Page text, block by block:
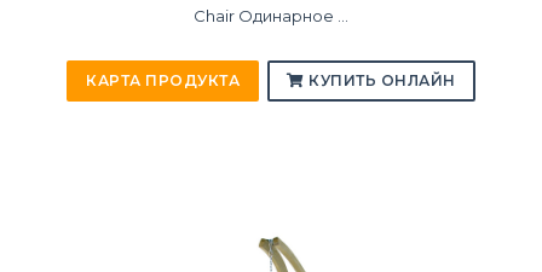
Chair Одинарное ...
КАРТА ПРОДУКТА КУПИТЬ ОНЛАЙН